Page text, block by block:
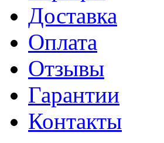
Доставка
Оплата
Отзывы
Гарантии
Контакты